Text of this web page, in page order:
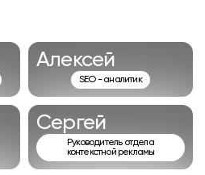
Алексей
SEO - аналитик
Сергей
Руководитель отдела
контекстной рекламы